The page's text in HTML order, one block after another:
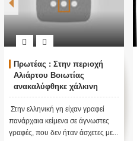
Πρωτέας : Στην περιοχή
Αλιάρτου Βοιωτίας
ανακαλύφθηκε χάλκινη
πινακίδα με γράμματα που
έμοιαζαν με ιερογλυφικά της
Αιγύπτου
Στην ελληνική γη είχαν γραφεί
πανάρχαια κείμενα σε άγνωστες
γραφές, που δεν ήταν άσχετες με...